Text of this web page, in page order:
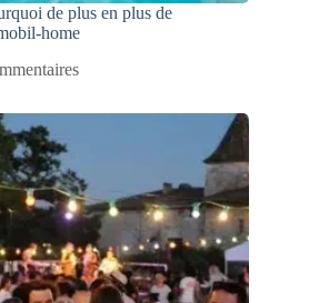
de plus en plus de
home